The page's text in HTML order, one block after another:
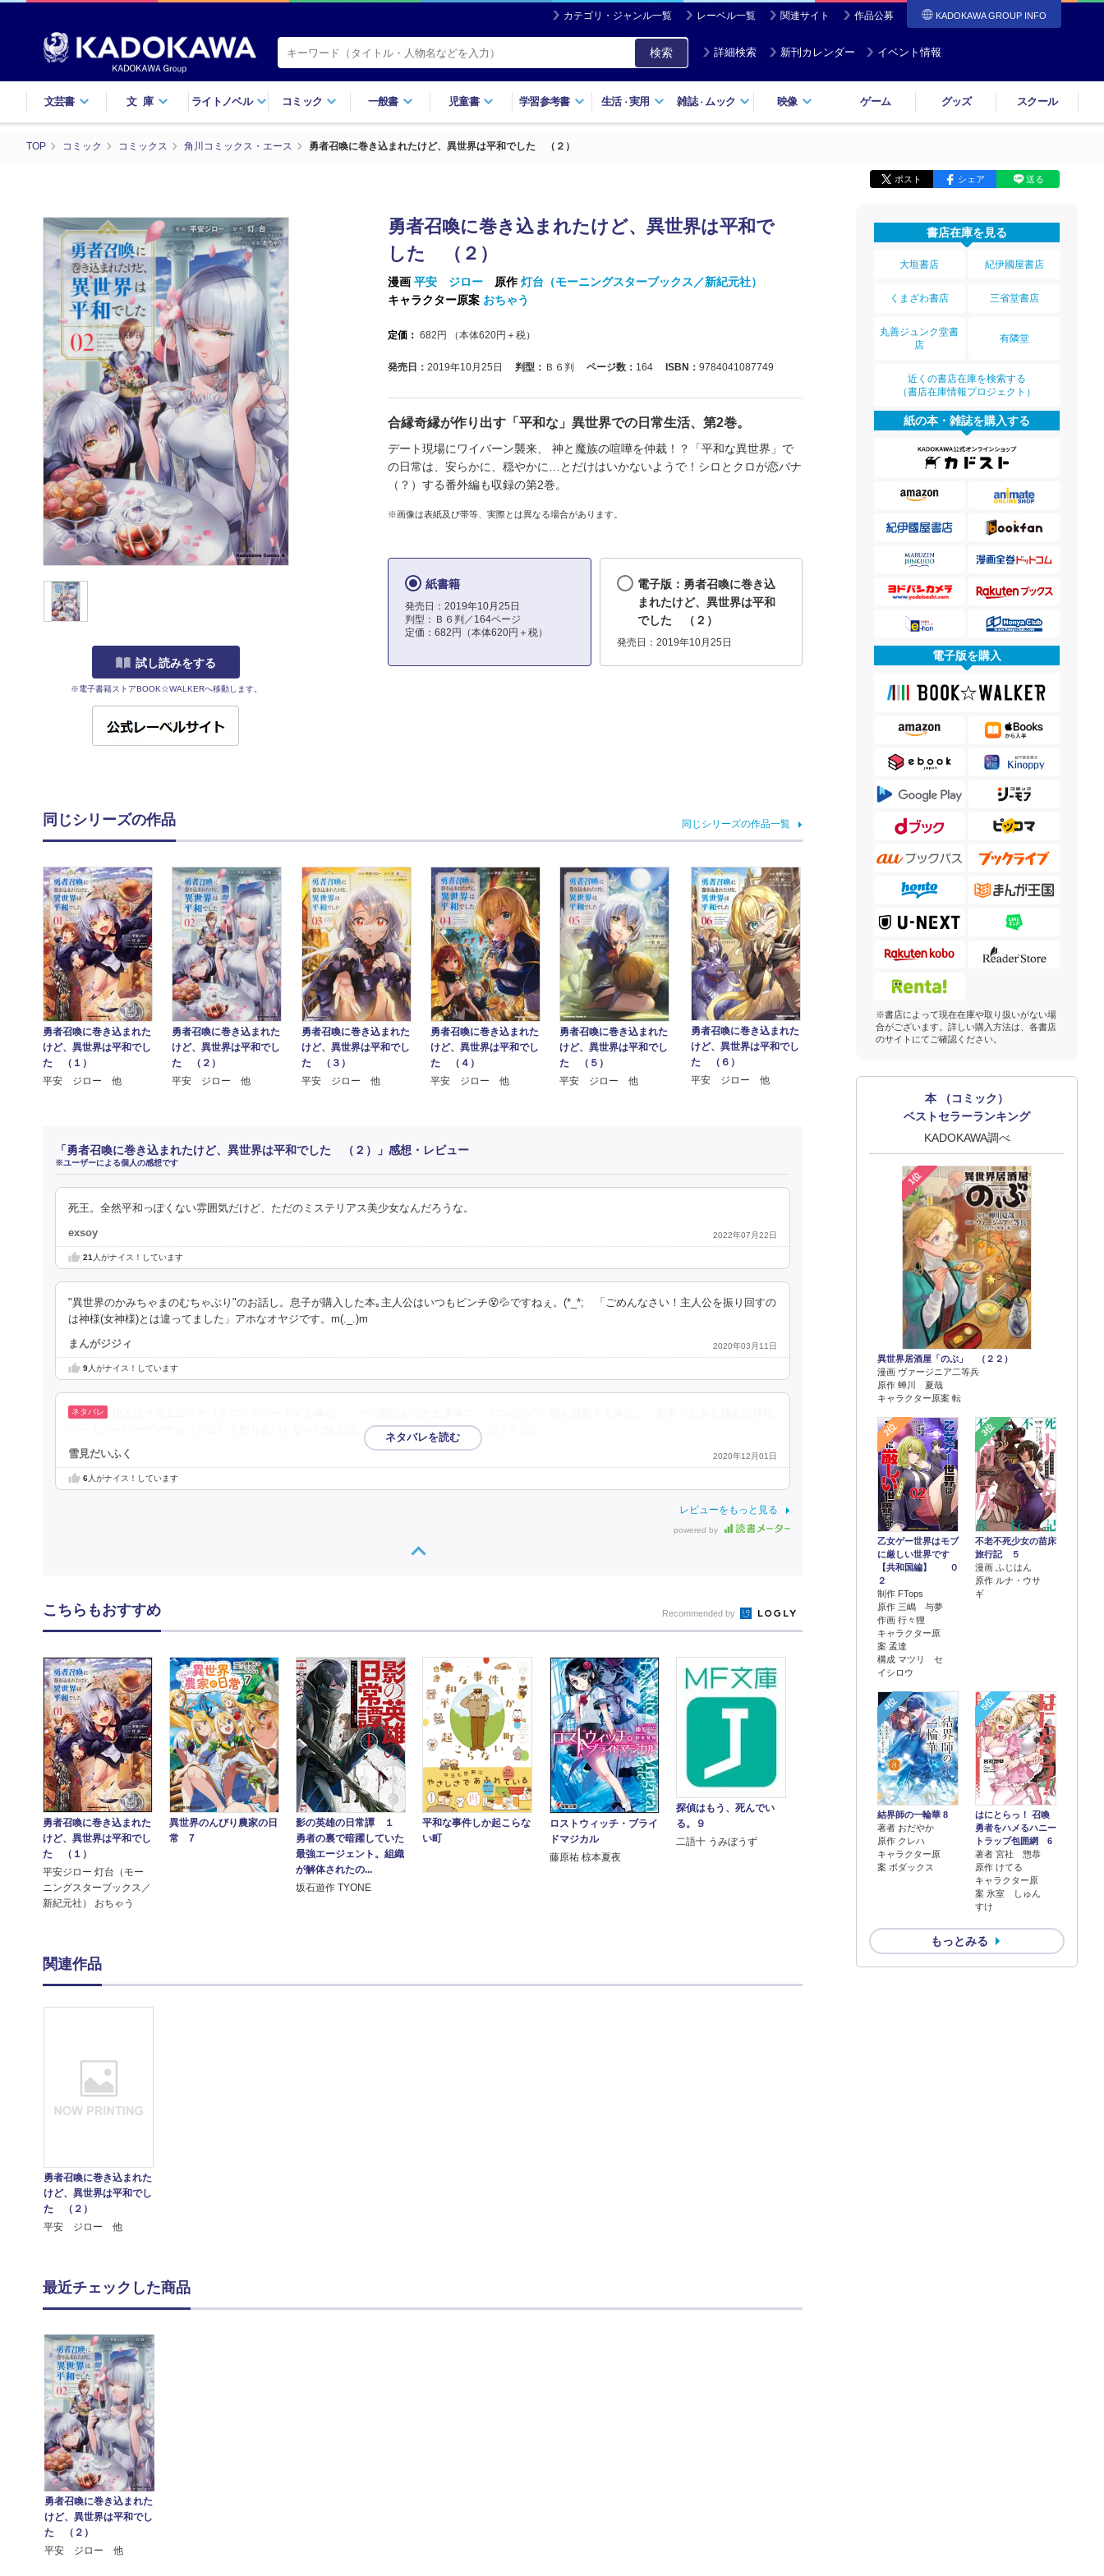
カテゴリ・ジャンル一覧 レーベル一覧 関連サイト 作品公募 KADOKAWA GROUP INFO
検索 詳細検索 新刊カレンダー イベント情報
文芸書 文庫 ライトノベル コミック 一般書 児童書 学習参考書 生活・実用 雑誌・ ムック 映像 ゲーム グッズ スクール
TOP コミック コミックス 角川コミックス・エース 勇者召喚に巻き込まれたけど、異世界は平和でした （２）
ポスト シェア 送る
試し読みをする
※電子書籍ストアBOOK☆WALKERへ移動します。
勇者召喚に巻き込まれたけど、異世界は平和で
した （２）
漫画 平安 ジロー 原作灯台（モーニングスターブックス／新紀元社）
キャラクター原案 おちゃう
定価： 682 円 （本体620円＋税）
発売日： 2019年10月25日 判型： Ｂ６判 ページ数： 164 ISBN： 9784041087749
合縁奇縁が作り出す「平和な」異世界での日常生活、第2巻。
デート現場にワイバーン襲来、 神と魔族の喧嘩を仲裁！？「平和な異世界」で
の日常は、安らかに、穏やかに…とだけはいかないようで！シロとクロが恋バナ
（？）する番外編も収録の第2巻。
※画像は表紙及び帯等、実際とは異なる場合があります。
紙書籍
発売日：2019年10月25日
判型：Ｂ６判／164ページ
定価：682円（本体620円＋税）
電子版：勇者召喚に巻き込
まれたけど、異世界は平和
でした （２）
発売日：2019年10月25日
同じシリーズの作品 同じシリーズの作品一覧
勇者召喚に巻き込まれた
けど、異世界は平和でし
た （１）
平安 ジロー 他
勇者召喚に巻き込まれた
けど、異世界は平和でし
た （２）
平安 ジロー 他
勇者召喚に巻き込まれた
けど、異世界は平和でし
た （３）
平安 ジロー 他
勇者召喚に巻き込まれた
けど、異世界は平和でし
た （４）
平安 ジロー 他
勇者召喚に巻き込まれた
けど、異世界は平和でし
た （５）
平安 ジロー 他
勇者召喚に巻き込まれた
けど、異世界は平和でし
た （６）
平安 ジロー 他
「勇者召喚に巻き込まれたけど、異世界は平和でした （２）」感想・レビュー
※ユーザーによる個人の感想です
死王。全然平和っぽくない雰囲気だけど、ただのミステリアス美少女なんだろうな。
exsoy 2022年07月22日
21 人がナイス！しています
"異世界のかみちゃまのむちゃぶり"のお話し。息子が購入した本｡主人公はいつもピンチ😵💦ですねぇ。(*_*; 「ごめんなさい！主人公を振り回すの
は神様(女神様)とは違ってました」アホなオヤジです。m(._.)m
まんがジジィ 2020年03月11日
9人がナイス！しています
の一人シャローヴァナル（シロ）と知り合いとなった快人は、今回シロの正体が最高 …続きを読む
雪見だいふく 2020年12月01日
6人がナイス！しています
レビューをもっと見る
powered by
書店在庫を見る
大垣書店 紀伊國屋書店
くまざわ書店 三省堂書店
丸善ジュンク堂書
店
有隣堂
近くの書店在庫を検索する
（書店在庫情報プロジェクト）
紙の本・雑誌を購入する
電子版を購入
※書店によって現在在庫や取り扱いがない場
合がございます。詳しい購入方法は、各書店
のサイトにてご確認ください。
本 （コミック）
ベストセラーランキング
KADOKAWA調べ
1位
異世界居酒屋「のぶ」 （２２）
漫画 ヴァージニア二等兵
原作 蝉川 夏哉
キャラクター原案 転
2位
乙女ゲー世界はモブ
に厳しい世界です
【共和国編】 ０
２
制作 FTops
原作 三嶋 与夢
作画 行々狸
キャラクター原
案 孟達
構成 マツリ セ
イシロウ
3位
不老不死少女の苗床
旅行記 ５
漫画 ふじはん
原作 ルナ・ウサ
ギ
4位
結界師の一輪華 8
著者 おだやか
原作 クレハ
キャラクター原
案 ボダックス
5位
はにとらっ！ 召喚
勇者をハメるハニー
トラップ包囲網 6
著者 宮社 惣恭
原作 けてる
キャラクター原
案 氷室 しゅん
すけ
もっとみる
こちらもおすすめ Recommended by
勇者召喚に巻き込まれた
けど、異世界は平和でし
た （１）
平安ジロー 灯台（モー
ニングスターブックス／
新紀元社） おちゃう
異世界のんびり農家の日
常 7
影の英雄の日常譚 １
勇者の裏で暗躍していた
最強エージェント。組織
が解体されたの...
坂石遊作 TYONE
平和な事件しか起こらな
い町
ロストウィッチ・ブライ
ドマジカル
藤原祐 椋本夏夜
探偵はもう、死んでい
る。９
二語十 うみぼうず
関連作品
勇者召喚に巻き込まれた
けど、異世界は平和でし
た （２）
平安 ジロー 他
最近チェックした商品
勇者召喚に巻き込まれた
けど、異世界は平和でし
た （２）
平安 ジロー 他